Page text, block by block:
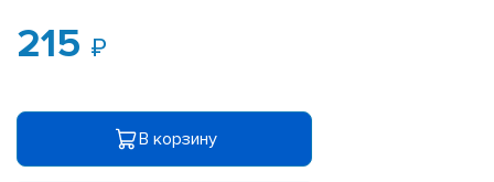
215
В корзину